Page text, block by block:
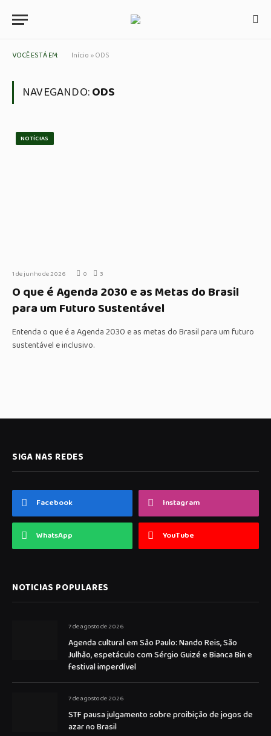
VOCÊ ESTÁ EM: Início »ODS
NAVEGANDO:ODS
NOTÍCIAS
1 de junho de 2026 0 3
O que é Agenda 2030 e as Metas do Brasil
para um Futuro Sustentável
Entenda o que é a Agenda 2030 e as metas do Brasil para um futuro
sustentável e inclusivo.
SIGA NAS REDES
Facebook Instagram
WhatsApp YouTube
NOTICIAS POPULARES
7 de agosto de 2026
Agenda cultural em São Paulo: Nando Reis, São
Julhão, espetáculo com Sérgio Guizé e Bianca Bin e
festival imperdível
7 de agosto de 2026
STF pausa julgamento sobre proibição de jogos de
azar no Brasil